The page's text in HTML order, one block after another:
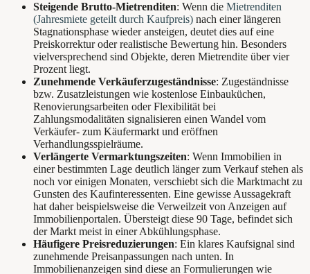
Steigende Brutto-Mietrenditen: Wenn die Mietrenditen
(Jahresmiete geteilt durch Kaufpreis) nach einer längeren
Stagnationsphase wieder ansteigen, deutet dies auf eine
Preiskorrektur oder realistische Bewertung hin. Besonders
vielversprechend sind Objekte, deren Mietrendite über vier
Prozent liegt.
Zunehmende Verkäuferzugeständnisse: Zugeständnisse
bzw. Zusatzleistungen wie kostenlose Einbauküchen,
Renovierungsarbeiten oder Flexibilität bei
Zahlungsmodalitäten signalisieren einen Wandel vom
Verkäufer- zum Käufermarkt und eröffnen
Verhandlungsspielräume.
Verlängerte Vermarktungszeiten: Wenn Immobilien in
einer bestimmten Lage deutlich länger zum Verkauf stehen als
noch vor einigen Monaten, verschiebt sich die Marktmacht zu
Gunsten des Kaufinteressenten. Eine gewisse Aussagekraft
hat daher beispielsweise die Verweilzeit von Anzeigen auf
Immobilienportalen. Übersteigt diese 90 Tage, befindet sich
der Markt meist in einer Abkühlungsphase.
Häufigere Preisreduzierungen: Ein klares Kaufsignal sind
zunehmende Preisanpassungen nach unten. In
Immobilienanzeigen sind diese an Formulierungen wie